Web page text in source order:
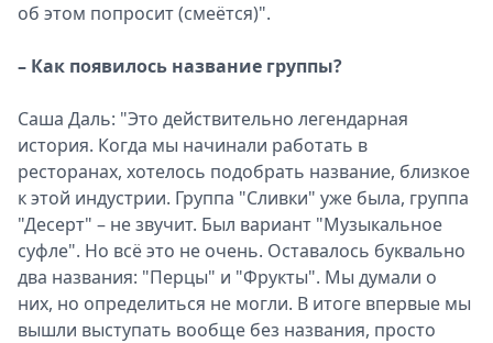
об этом попросит (смеётся)".
– Как появилось название группы?
Саша Даль: "Это действительно легендарная
история. Когда мы начинали работать в
ресторанах, хотелось подобрать название, близкое
к этой индустрии. Группа "Сливки" уже была, группа
"Десерт" – не звучит. Был вариант "Музыкальное
суфле". Но всё это не очень. Оставалось буквально
два названия: "Перцы" и "Фрукты". Мы думали о
них, но определиться не могли. В итоге впервые мы
вышли выступать вообще без названия, просто